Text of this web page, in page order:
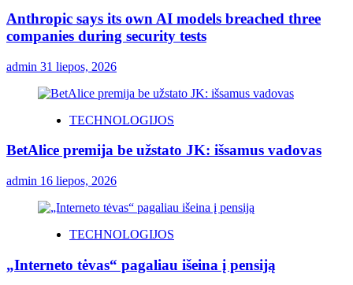
Anthropic says its own AI models breached three
companies during security tests
admin 31 liepos, 2026
TECHNOLOGIJOS
BetAlice premija be užstato JK: išsamus vadovas
admin 16 liepos, 2026
TECHNOLOGIJOS
„Interneto tėvas“ pagaliau išeina į pensiją